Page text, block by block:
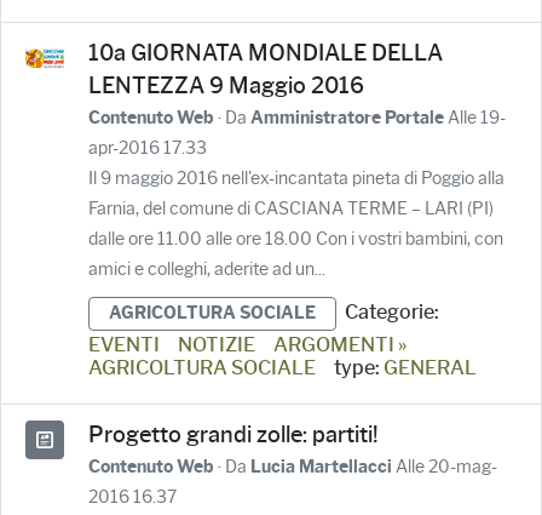
10a GIORNATA MONDIALE DELLA
LENTEZZA 9 Maggio 2016
Contenuto Web · Da Amministratore PortaleAlle 19-
apr-2016 17.33
Il 9 maggio 2016 nell'ex-incantata pineta di Poggio alla
Farnia, del comune di CASCIANA TERME – LARI (PI)
dalle ore 11.00 alle ore 18.00 Con i vostri bambini, con
amici e colleghi, aderite ad un...
AGRICOLTURA SOCIALE
Categorie:
EVENTI
NOTIZIE
ARGOMENTI »
AGRICOLTURA SOCIALE
type: GENERAL
Progetto grandi zolle: partiti!
Contenuto Web · Da Lucia Martellacci Alle 20-mag-
2016 16.37